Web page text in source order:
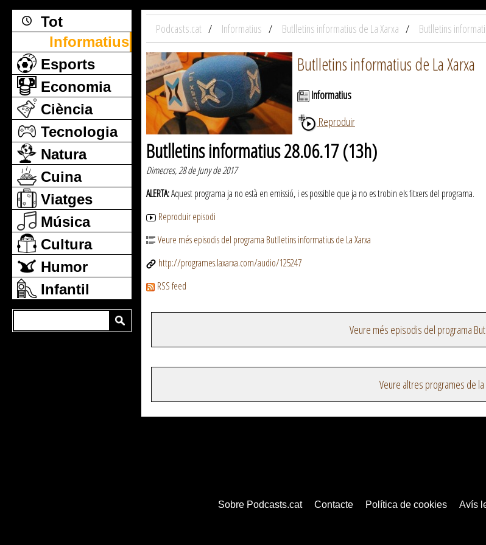
Tot
Informatius
Esports
Economia
Ciència
Tecnologia
Natura
Cuina
Viatges
Música
Cultura
Humor
Infantil
Podcasts.cat Informatius Butlletins informatius de La Xarxa Butlletins
Butlletins informatius de La Xarxa
Informatius
Reproduir
Butlletins informatius 28.06.17 (13h)
Dimecres, 28 de Juny de 2017
ALERTA:Aquest programa ja no està en emissió, i es possible que ja no es trobin els fitxers del programa.
Reproduir episodi
Veure més episodis del programa Butlletins informatius de La Xarxa
http://programes.laxarxa.com/audio/125247
RSS feed
Veure més episodis del programa
Veure altres programes de
Sobre Podcasts.cat Contacte Política de cookies Avís